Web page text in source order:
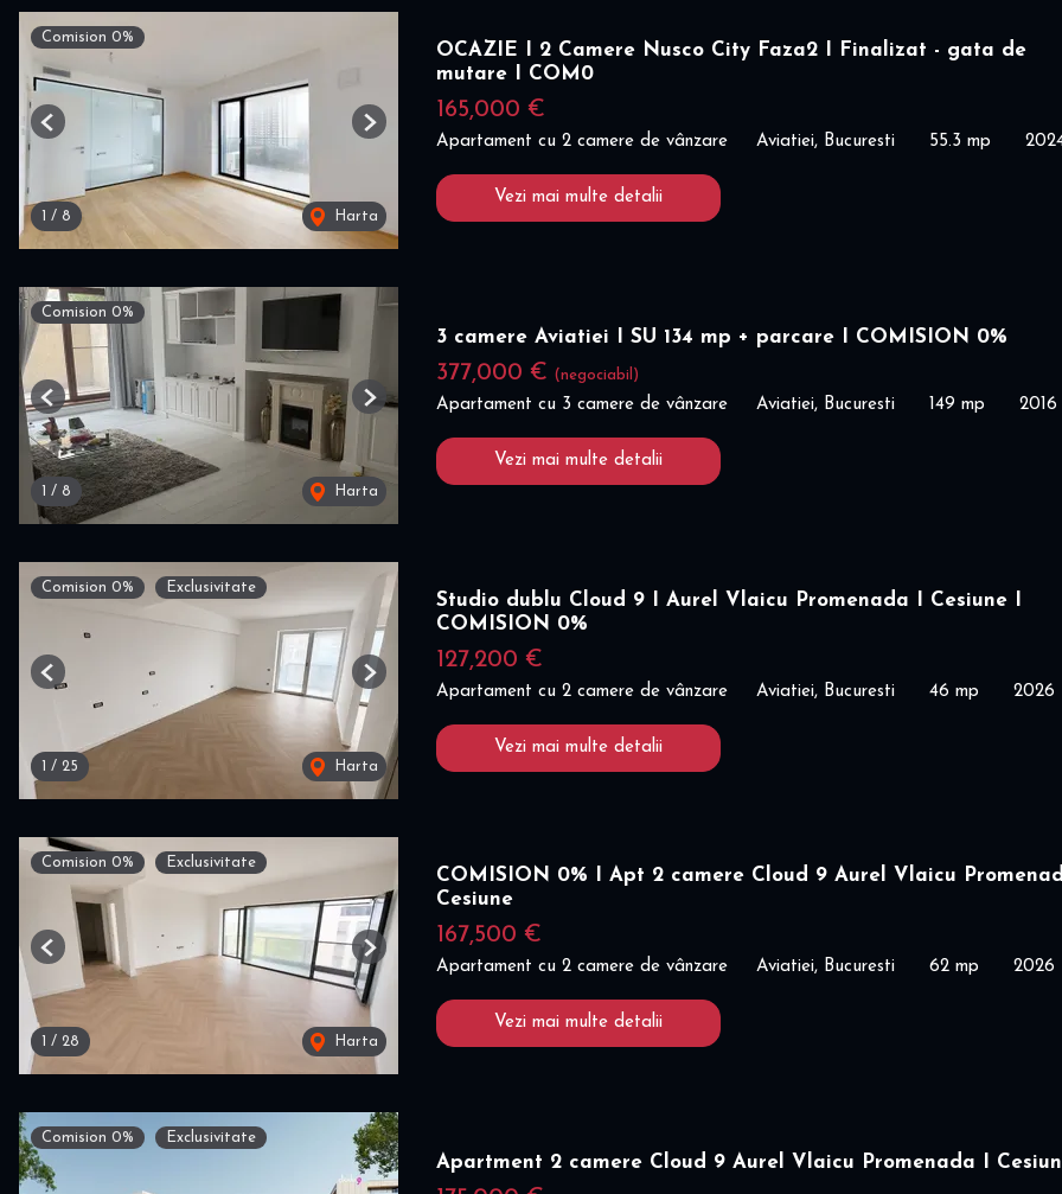
Comision 0%
1 / 8 Harta
Previous Next
OCAZIE I 2 Camere Nusco City Faza2 I Finalizat - gata de
mutare I COM0
165,000 €
Apartament cu 2 camere de vânzare Aviatiei, Bucuresti 55.3 mp
Vezi mai multe detalii
Comision 0%
1 / 8 Harta
Previous Next
3 camere Aviatiei I SU 134 mp + parcare I COMISION 0%
377,000 € (negociabil)
Apartament cu 3 camere de vânzare Aviatiei, Bucuresti 149 mp 2016
Vezi mai multe detalii
Comision 0% Exclusivitate
1 / 25 Harta
Previous Next
Studio dublu Cloud 9 I Aurel Vlaicu Promenada I Cesiune I
COMISION 0%
127,200 €
Apartament cu 2 camere de vânzare Aviatiei, Bucuresti 46 mp 2026
Vezi mai multe detalii
Comision 0% Exclusivitate
1 / 28 Harta
Previous Next
COMISION 0% I Apt 2 camere Cloud 9 Aurel Vlaicu
Cesiune
167,500 €
Apartament cu 2 camere de vânzare Aviatiei, Bucuresti 62 mp 2026
Vezi mai multe detalii
Comision 0% Exclusivitate
Apartment 2 camere Cloud 9 Aurel Vlaicu Promenada I